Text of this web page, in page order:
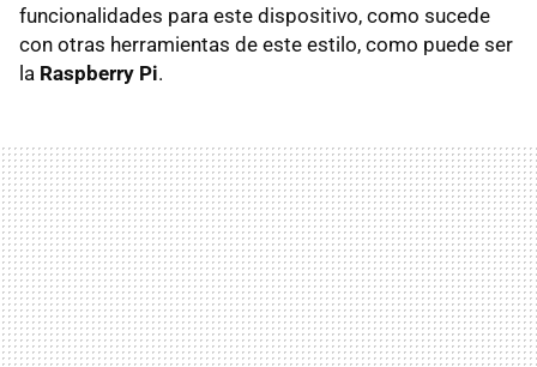
funcionalidades para este dispositivo, como sucede
con otras herramientas de este estilo, como puede ser
la Raspberry Pi.